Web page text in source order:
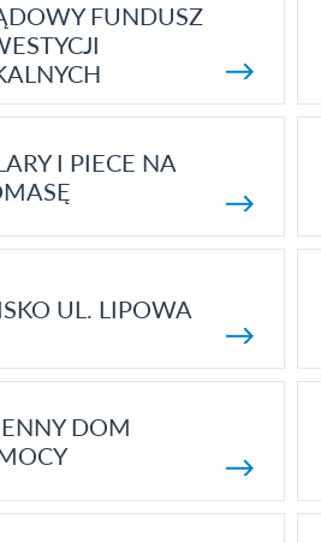
FUNDUSZ
I PIECE NA
UL. LIPOWA
DOM